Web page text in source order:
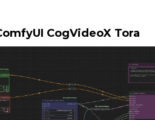
CogVideoX Tora